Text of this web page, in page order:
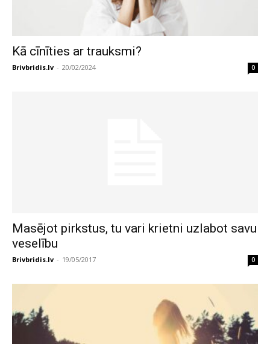
Kā cīnīties ar trauksmi?
Brivbridis.lv - 20/02/2024 0
Masējot pirkstus, tu vari krietni uzlabot savu
veselību
Brivbridis.lv - 19/05/2017 0